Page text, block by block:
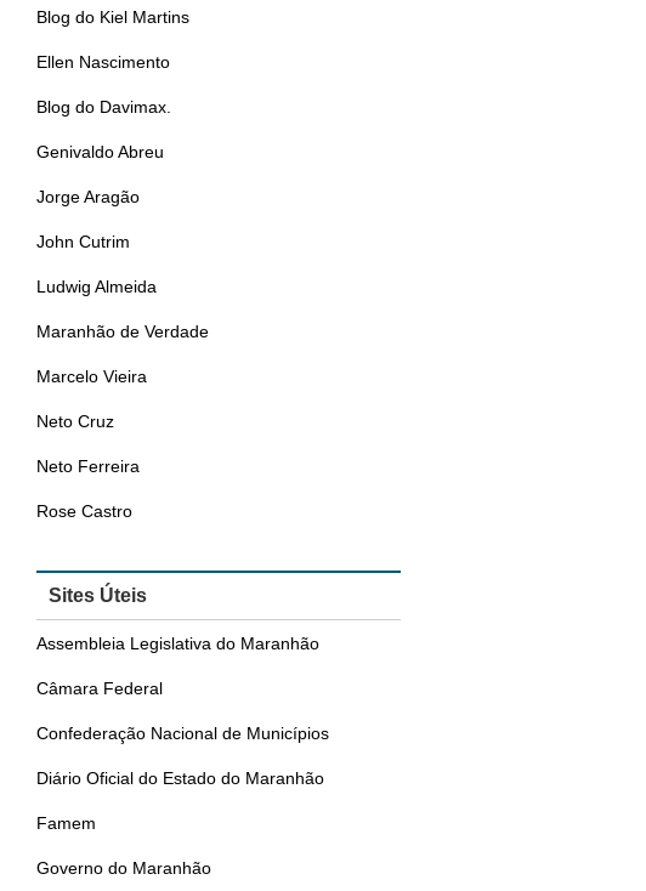
Blog do Kiel Martins
Ellen Nascimento
Blog do Davimax.
Genivaldo Abreu
Jorge Aragão
John Cutrim
Ludwig Almeida
Maranhão de Verdade
Marcelo Vieira
Neto Cruz
Neto Ferreira
Rose Castro
Sites Úteis
Assembleia Legislativa do Maranhão
Câmara Federal
Confederação Nacional de Municípios
Diário Oficial do Estado do Maranhão
Famem
Governo do Maranhão